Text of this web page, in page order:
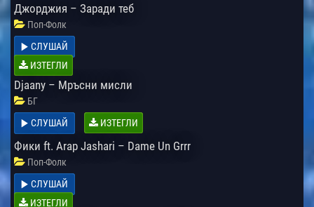
Джорджия – Заради теб
Поп-Фолк
СЛУШАЙ
ИЗТЕГЛИ
Djaany – Мръсни мисли
БГ
СЛУШАЙ
ИЗТЕГЛИ
Фики ft. Arap Jashari – Dame Un Grrr
Поп-Фолк
СЛУШАЙ
ИЗТЕГЛИ